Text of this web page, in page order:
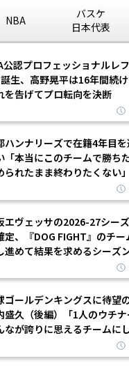
NBA
バスケ
日本代表
公認プロフェッショナルレ
生、高野晃平は16年間続
を告げてプロ転向を決断
ハンナリーズで在籍4年目
「本当にこのチームで勝ち
られたまま終わりたくない」
エヴェッサの2026-27シー
定、『DOG FIGHT』のチ
進めて結果を求めるシーズ
ゴールデンキングスに待望
盛久（後編）「1人のウチ
なが誇りに思えるチームに